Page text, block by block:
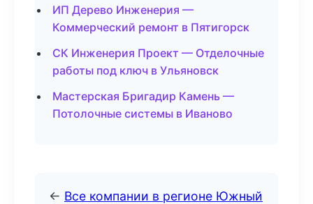
ИП Дерево Инженерия —
Коммерческий ремонт в Пятигорск
СК Инженерия Проект — Отделочные
работы под ключ в Ульяновск
Мастерская Бригадир Камень —
Потолочные системы в Иваново
← Все компании в регионе Южный